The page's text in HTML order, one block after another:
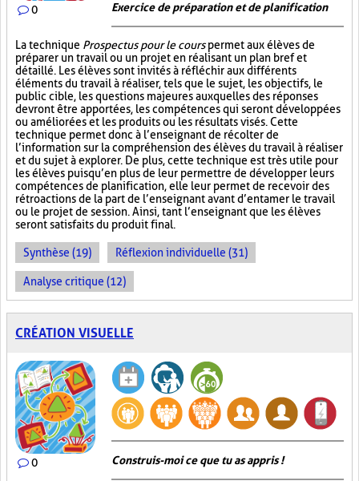
0 Exercice de préparation et de planification
La technique Prospectus pour le courspermet aux élèves de
préparer un travail ou un projet en réalisant un plan bref et
détaillé. Les élèves sont invités à réfléchir aux différents
éléments du travail à réaliser, tels que le sujet, les objectifs, le
public cible, les questions majeures auxquelles des réponses
devront être apportées, les compétences qui seront développées
ou améliorées et les produits ou les résultats visés. Cette
technique permet donc à l’enseignant de récolter de
l’information sur la compréhension des élèves du travail à réaliser
et du sujet à explorer. De plus, cette technique est très utile pour
les élèves puisqu’en plus de leur permettre de développer leurs
compétences de planification, elle leur permet de recevoir des
rétroactions de la part de l’enseignant avant d’entamer le travail
ou le projet de session. Ainsi, tant l’enseignant que les élèves
seront satisfaits du produit final.
Synthèse (19) Réflexion individuelle (31)
Analyse critique (12)
CRÉATION VISUELLE
0 Construis-moi ce que tu as appris !